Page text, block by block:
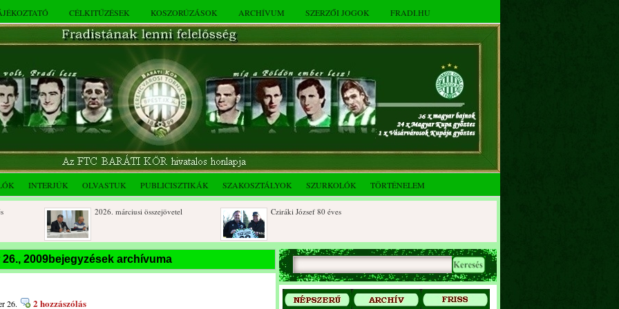
CÉLKITŰZÉSEK KOSZORÚZÁSOK ARCHÍVUM SZERZŐI JOGOK FRADI.HU
INTERJÚK OLVASTUK PUBLICISZTIKÁK SZAKOSZTÁLYOK SZURKOLÓK TÖRTÉNELEM
2026. márciusi összejövetel Cziráki József 80 éves
Rendkívüli közgyűlés és a 2025.
novemberi összejövetel
Dálnoki József 90 éves
2009bejegyzések archívuma
26. 2 hozzászólás